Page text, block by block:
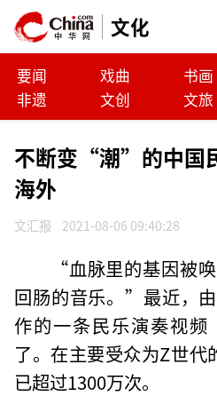
文化
要闻 戏曲 书画
非遗
文创 文旅
不断变“潮”的中国
海外
文汇报 2021-08-06 09:40:28
“血脉里的基因被
回肠的音乐。”最近，
作的一条民乐演奏视频
了。在主要受众为Z世代
已超过1300万次。